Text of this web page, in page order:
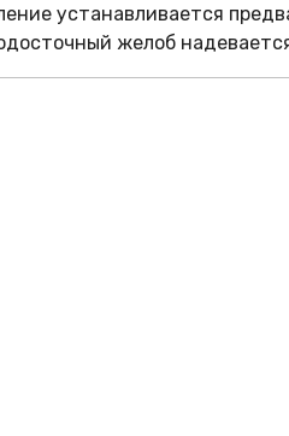
устанавливается
желоб